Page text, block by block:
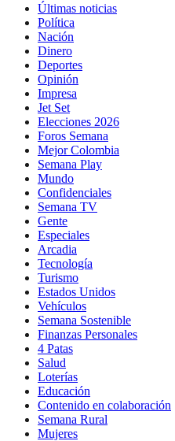
Últimas noticias
Política
Nación
Dinero
Deportes
Opinión
Impresa
Jet Set
Elecciones 2026
Foros Semana
Mejor Colombia
Semana Play
Mundo
Confidenciales
Semana TV
Gente
Especiales
Arcadia
Tecnología
Turismo
Estados Unidos
Vehículos
Semana Sostenible
Finanzas Personales
4 Patas
Salud
Loterías
Educación
Contenido en colaboración
Semana Rural
Mujeres